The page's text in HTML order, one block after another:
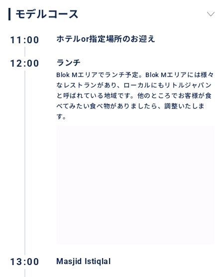
モデルコース
11:00 ホテルor指定場所のお迎え
12:00 ランチ
Blok Mエリアでランチ予定。Blok Mエリアには様々
なレストランがあり、ローカルにもリトルジャパン
と呼ばれている地域です。他のところでお客様が食
べてみたい食べ物がありましたら、調整いたしま
す。
13:00 Masjid Istiqlal